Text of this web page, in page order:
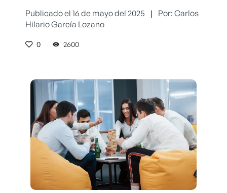
Publicado el 16 de mayo del 2025 |
Por: Carlos
Hilario García Lozano
0 2600